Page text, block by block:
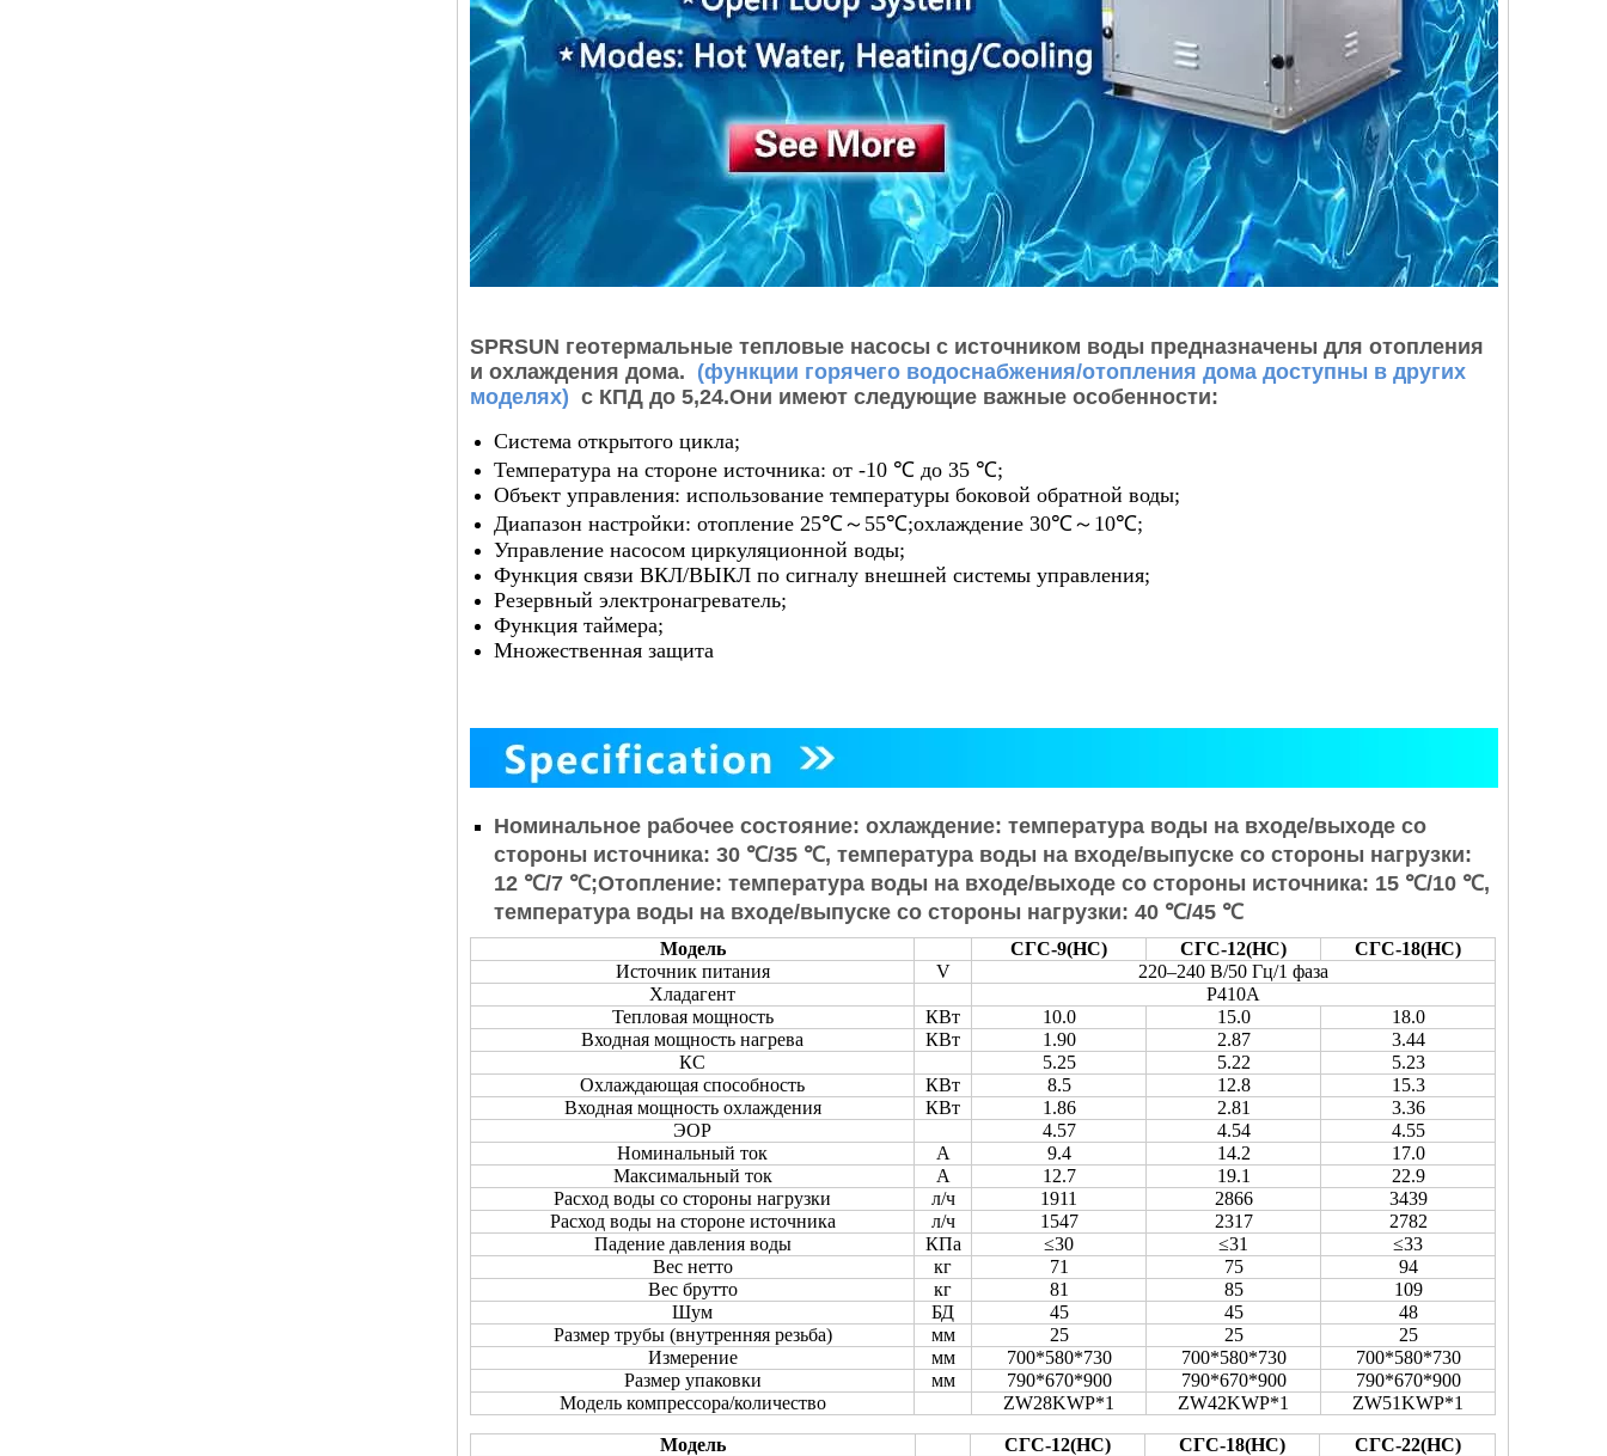
SPRSUN геотермальные тепловые насосы с источником воды предназначены для отопления
и охлаждения дома. (функции горячего водоснабжения/отопления дома доступны в других
моделях) с КПД до 5,24.Они имеют следующие важные особенности:
Система открытого цикла;
Температура на стороне источника: от -10 ℃ до 35 ℃;
Объект управления: использование температуры боковой обратной воды;
Диапазон настройки: отопление 25℃～55℃;охлаждение 30℃～10℃;
Управление насосом циркуляционной воды;
Функция связи ВКЛ/ВЫКЛ по сигналу внешней системы управления;
Резервный электронагреватель;
Функция таймера;
Множественная защита
Номинальное рабочее состояние: охлаждение: температура воды на входе/выходе со
стороны источника: 30 ℃/35 ℃, температура воды на входе/выпуске со стороны нагрузки:
12 ℃/7 ℃;Отопление: температура воды на входе/выходе со стороны источника: 15 ℃/10 ℃,
температура воды на входе/выпуске со стороны нагрузки: 40 ℃/45 ℃
Модель СГС-9(HC) СГС-12(HC)
СГС-18(HC)
Источник питания
V
220–240 В/50 Гц/1 фаза
Хладагент
Р410А
Тепловая мощность
КВт 10.0 15.0
18.0
Входная мощность нагрева
КВт 1.90 2.87
3.44
КС
5.25 5.22
5.23
Охлаждающая способность
КВт 8.5 12.8
15.3
Входная мощность охлаждения
КВт 1.86 2.81
3.36
ЭОР
4.57 4.54
4.55
Номинальный ток
A 9.4 14.2
17.0
Максимальный ток
A 12.7 19.1
22.9
Расход воды со стороны нагрузки
л/ч 1911 2866
3439
Расход воды на стороне источника
л/ч 1547 2317
2782
Падение давления воды
КПа ≤30 ≤31
≤33
Вес нетто
кг 71 75
94
Вес брутто
кг 81 85
109
Шум
БД 45 45
48
Размер трубы (внутренняя резьба)
мм 25 25
25
Измерение
мм 700*580*730 700*580*730
700*580*730
Размер упаковки
мм 790*670*900 790*670*900
790*670*900
Модель компрессора/количество
ZW28KWP*1 ZW42KWP*1 ZW51KWP*1
Модель СГС-12(HC) СГС-18(HC)
СГС-22(HC)